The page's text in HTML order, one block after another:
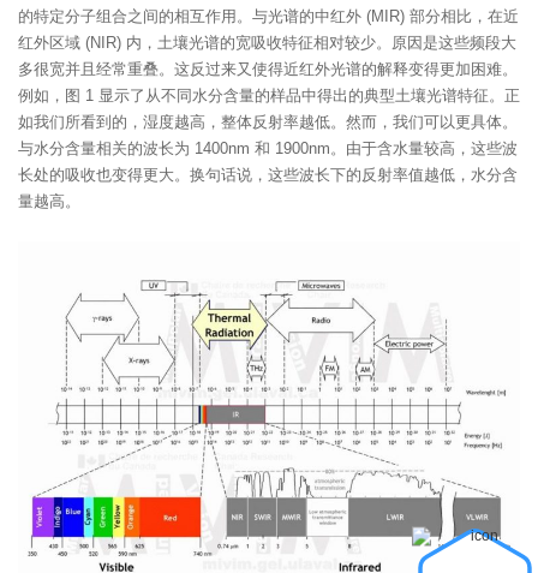
的特定分子组合之间的相互作用。与光谱的中红外 (MIR) 部分相比，在近
红外区域 (NIR) 内，土壤光谱的宽吸收特征相对较少。原因是这些频段大
多很宽并且经常重叠。这反过来又使得近红外光谱的解释变得更加困难。
例如，图 1 显示了从不同水分含量的样品中得出的典型土壤光谱特征。正
如我们所看到的，湿度越高，整体反射率越低。然而，我们可以更具体。
与水分含量相关的波长为 1400nm 和 1900nm。由于含水量较高，这些波
长处的吸收也变得更大。换句话说，这些波长下的反射率值越低，水分含
量越高。